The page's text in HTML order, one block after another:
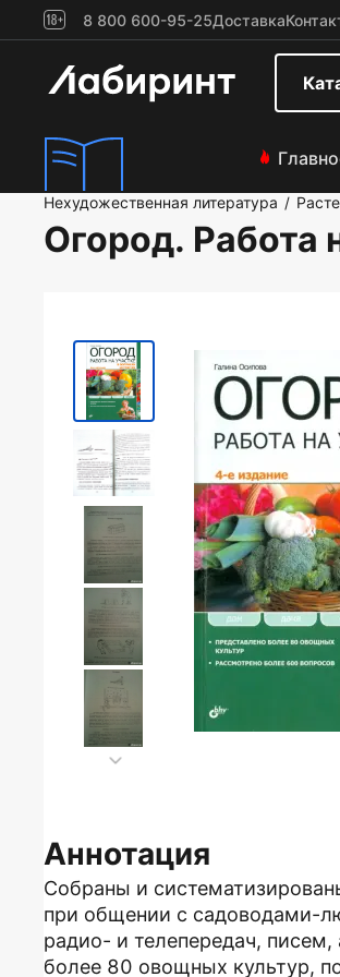
8 800 600-95-25Доставка
Нехудожественная литература /
Огород. Работа
Аннотация
Собраны и
при общении с садоводами-
радио- и телепередач,
более 80 овощных культур,